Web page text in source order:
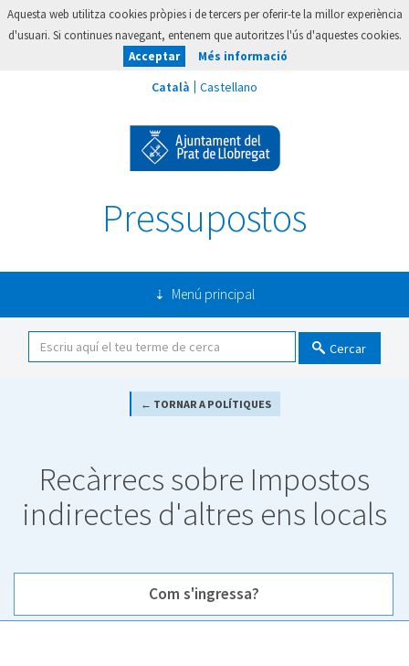
Aquesta web utilitza cookies pròpies i de tercers per oferir-te la millor experiència
d'usuari. Si continues navegant, entenem que autoritzes l'ús d'aquestes cookies.
Acceptar
Més informació
Pressupostos
Menú principal
Cercar
← TORNAR A POLÍTIQUES
Recàrrecs sobre Impostos
indirectes d'altres ens locals
Com s'ingressa?